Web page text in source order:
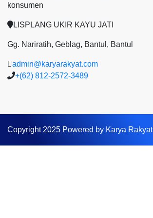
konsumen
LISPLANG UKIR KAYU JATI
Gg. Nariratih, Geblag, Bantul, Bantul
admin@karyarakyat.com
+(62) 812-2572-3489
Copyright 2025 Powered by Karya Rakyat